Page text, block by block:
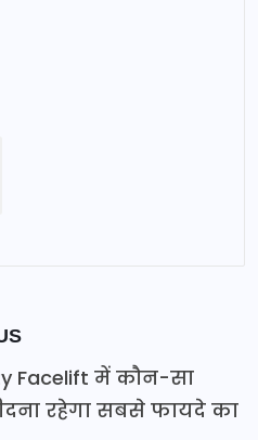
Facelift में कौन-सा
रहेगा सबसे फायदे का